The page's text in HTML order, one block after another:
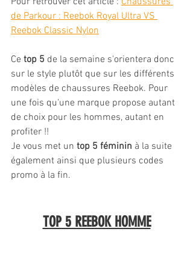
de Parkour : Reebok Royal Ultra VS
Reebok Classic Nylon
Ce top 5 de la semaine s'orientera donc
sur le style plutôt que sur les différents
modèles de chaussures Reebok. Pour
une fois qu'une marque propose autant
de choix pour les hommes, autant en
profiter !!
Je vous met un top 5 féminin à la suite
également ainsi que plusieurs codes
promo à la fin.
TOP 5 REEBOK HOMME